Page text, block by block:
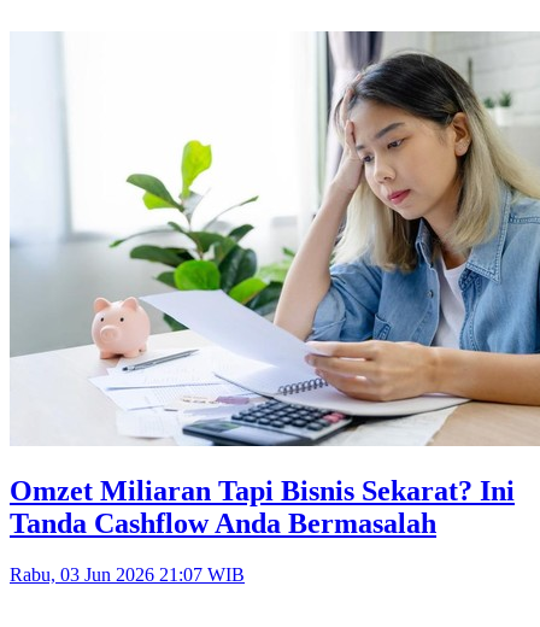
Omzet Miliaran Tapi Bisnis Sekarat? Ini
Tanda Cashflow Anda Bermasalah
Rabu, 03 Jun 2026 21:07 WIB